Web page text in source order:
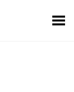
Obrir/tancar el menú